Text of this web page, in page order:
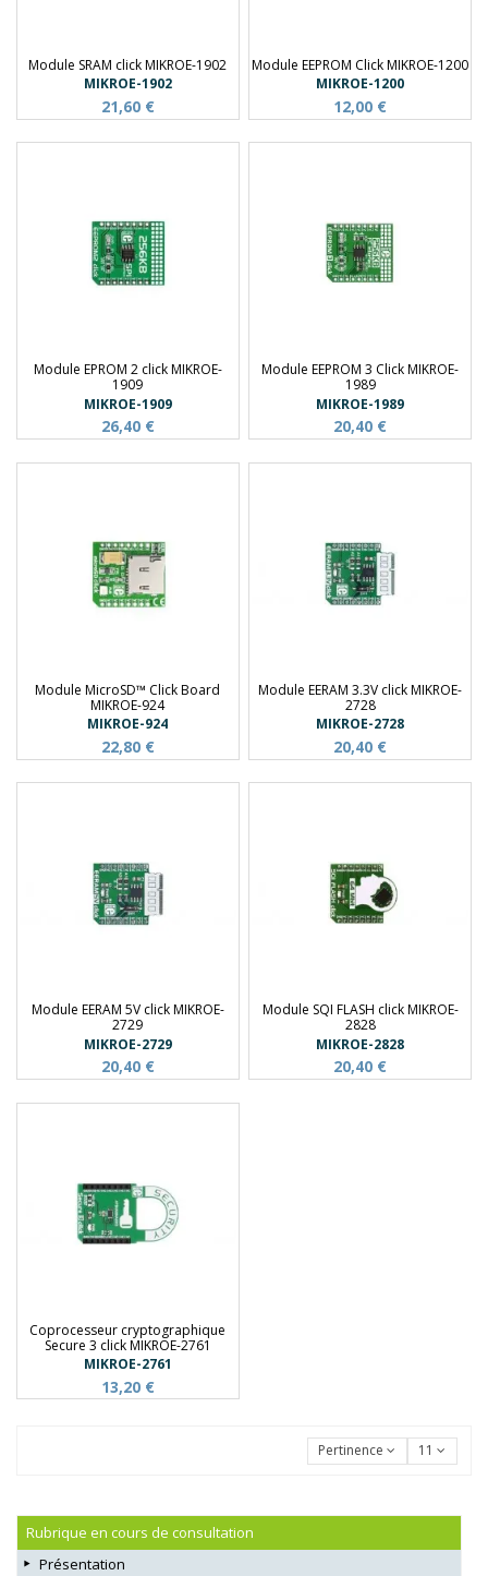
Module SRAM click MIKROE-1902
MIKROE-1902
21,60 €
Module EEPROM Click MIKROE-1200
MIKROE-1200
12,00 €
Module EPROM 2 click MIKROE-
1909
MIKROE-1909
26,40 €
Module EEPROM 3 Click MIKROE-
1989
MIKROE-1989
20,40 €
Module MicroSD™ Click Board
MIKROE-924
MIKROE-924
22,80 €
Module EERAM 3.3V click MIKROE-
2728
MIKROE-2728
20,40 €
Module EERAM 5V click MIKROE-
2729
MIKROE-2729
20,40 €
Module SQI FLASH click MIKROE-
2828
MIKROE-2828
20,40 €
Coprocesseur cryptographique
Secure 3 click MIKROE-2761
MIKROE-2761
13,20 €
Pertinence 11
Rubrique en cours de consultation
Présentation